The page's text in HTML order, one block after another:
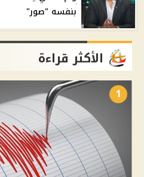
بنفسه "صور"
الأكثر قراءة
1